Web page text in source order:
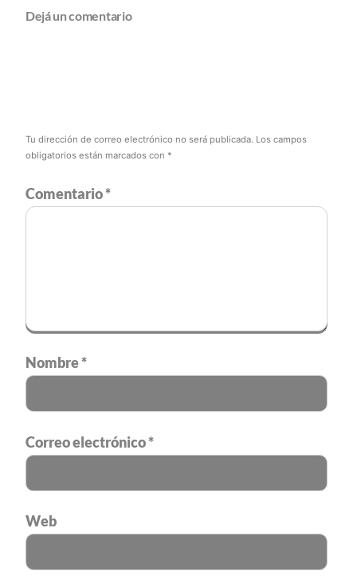
Dejá un comentario
Tu dirección de correo electrónico no será publicada. Los campos
obligatorios están marcados con *
Comentario*
Nombre*
Correo electrónico*
Web